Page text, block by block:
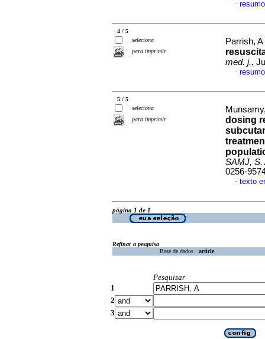
·
4 / 5
seleciona
para imprimir
Parrish,
med. j.,
·
5 / 5
seleciona
para imprimir
dosing
SAMJ, S.
0256-
· texto
página 1 de 1
Refinar a pesquisa
Base de dados : article
Pesquisar
1
2
3